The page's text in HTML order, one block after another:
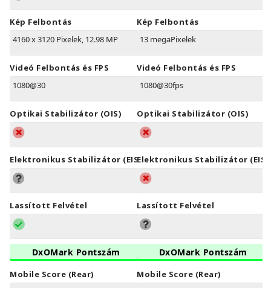
Kép Felbontás
4160 x 3120 Pixelek, 12.98 MP
Videó Felbontás és FPS
1080@30
Optikai Stabilizátor (OIS)
Elektronikus Stabilizátor (EIS)
Lassított Felvétel
DxOMark Pontszám
Mobile Score (Rear)
Kép Felbontás
13 megaPixelek
Videó Felbontás és FPS
1080@30fps
Optikai Stabilizátor (OIS)
Elektronikus Stabilizátor (EIS)
Lassított Felvétel
DxOMark Pontszám
Mobile Score (Rear)